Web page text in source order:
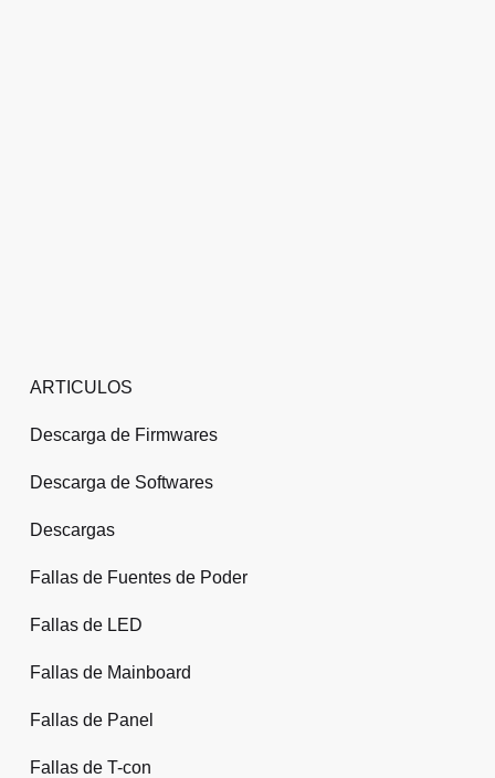
ARTICULOS
Descarga de Firmwares
Descarga de Softwares
Descargas
Fallas de Fuentes de Poder
Fallas de LED
Fallas de Mainboard
Fallas de Panel
Fallas de T-con